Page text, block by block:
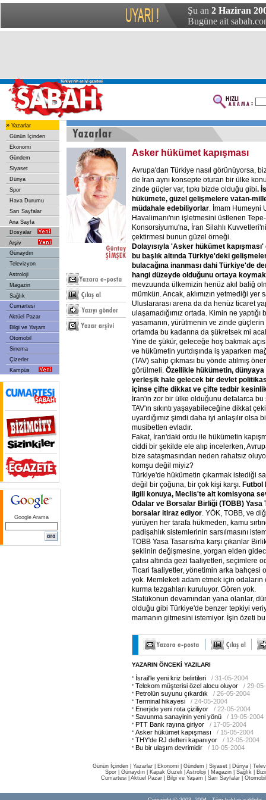
Şu an 2 Haziran
Bugüne ait
» Yazarlar
Günün İçinden
Ekonomi
Gündem
Siyaset
Dünya
Spor
Hava Durumu
Sarı Sayfalar
Ana Sayfa
Dosyalar
Arşiv
Günaydın
Televizyon
Astroloji
Magazin
Sağlık
Cumartesi
Aktüel Pazar
Bilgi ve Yaşam
Otomobil
Sinema
Çizerler
Kampüs
Google Arama
Asker hükümet kapışması
Avrupa'dan Türkiye nasıl görünüyorsa,
de İran aynı konsepte oturan bir ülke
zinde güçler var, tıpkı bizde olduğu gibi.
hükümete, güzel gelişmelere vatan-
müdahale edebiliyorlar. İmam Humeyni
Havalimanı'nın işletmesini üstlenen
Konsorsiyumu'na, İran Silahlı
çektirmesi bunun güzel örneği.
Dolayısıyla 'Asker hükümet
bu başlık altında Türkiye'deki
bulacağına inanması dahi Türkiye'de
hangi düzeyde olduğunu ortaya
mevzuunda ülkemizin henüz akıl baliğ
mümkün. Ancak, aklımızın yetmediği
Uluslararası arena da da henüz ticaret
ulaşamadığımız ortada. Kimin ne yaptığı
yasamanın, yürütmenin ve zinde güçlerin
ortamda bu kadarına da şükretsek mi
Yine de şükür, geleceğe hoş bakmak
ve hükümetin yurtdışında iş yaparken
(TAV) sahip çıkması bu yönde atılmış
görülmeli. Özellikle hükümetin, dünyaya
yerleşik hale gelecek bir devlet
içinse çifte dikkat ve çifte tedbir
İran'ın zor bir ülke olduğunu defalarca bu
TAV'ın sıkıntı yaşayabileceğine dikkat
uyardığımız şimdi daha iyi anlaşılır olsa
musibetten evladır.
Fakat, İran'daki ordu ile hükümetin
ciddi bir şekilde ele alıp incelerken,
bize sataşmasından neden rahatsız
komşu değil miyiz?
Türkiye'de hükümetin çıkarmak istediği
değil bir çoğuna, bir çok kişi karşı. Futbol
ilgili konuya, Meclis'te alt komisyona
Odalar ve Borsalar Birliği (TOBB) Yasa
borsalar itiraz ediyor. YÖK, TOBB, ve
yürüyen her tarafa hükmeden, kamu
padişahlık sistemlerinin sarsılmasını
TOBB Yasa Tasarısı'na karşı çıkanlar
şeklinin değişmesine, yorgan elden
çatısı altında gezi faaliyetleri, seçimlere
Ticari faaliyetler, yönetimin arka bahçesi
yok. Memleketi adam etmek için odaların
kurma tezgahları kuruluyor. Gören yok.
Statükonun devamından yana olanlar,
olduğu gibi Türkiye'de benzer tepkiyi
mamanın gitmesini istemiyor. İşin özeti
YAZARIN ÖNCEKİ YAZILARI
İsrail'le yeni kriz belirtileri
/ 31-05-2004
Telekom müşterisi özel alocu oluyor
/ 29-
Petrolün suyunu çıkardık
/ 26-05-2004
Terminal hikayesi
/ 24-05-2004
Enerjide yeni rota çiziliyor
/ 22-05-2004
Savunma sanayinin yeni yönü
/ 19-05-2004
PTT Bank rayına giriyor
/ 17-05-2004
Asker hükümet kapışması
/ 15-05-2004
THY'de RJ defteri kapanıyor
/ 12-05-2004
Bu bir ulaşım devrimidir
/ 10-05-2004
Günün İçinden Yazarlar Ekonomi Gündem Siyaset Dünya |
Spor
Günaydın Kapak Güzeli Astroloji Magazin Sağlık
Cumartesi
Aktüel Pazar Bilgi ve Yaşam Sarı Sayfalar Otomobil